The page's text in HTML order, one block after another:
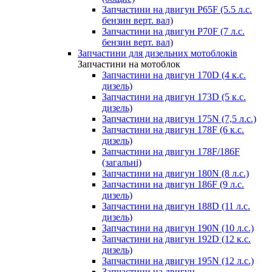
Запчастини на двигун P65F (5.5 л.с.
бензин верт. вал)
Запчастини на двигун P70F (7 л.с.
бензин верт. вал)
Запчастини для дизельних мотоблоків
Запчастини на мотоблок
Запчастини на двигун 170D (4 к.с.
дизель)
Запчастини на двигун 173D (5 к.с.
дизель)
Запчастини на двигун 175N (7,5 л.с.)
Запчастини на двигун 178F (6 к.с.
дизель)
Запчастини на двигун 178F/186F
(загальні)
Запчастини на двигун 180N (8 л.с.)
Запчастини на двигун 186F (9 л.с.
дизель)
Запчастини на двигун 188D (11 л.с.
дизель)
Запчастини на двигун 190N (10 л.с.)
Запчастини на двигун 192D (12 к.с.
дизель)
Запчастини на двигун 195N (12 л.с.)